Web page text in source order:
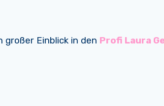
großer Einblick in den Profi Laura